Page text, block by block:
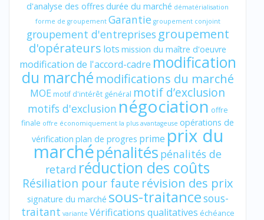
d'analyse des offres durée du marché dématérialisation
forme de groupement Garantie groupement conjoint
groupement d'entreprises groupement
d'opérateurs lots mission du maître d'oeuvre
modification de l'accord-cadre modification
du marché modifications du marché
MOE motif d'intérêt général motif d’exclusion
motifs d'exclusion négociation offre
finale offre économiquement la plus avantageuse opérations de
vérification plan de progres prime prix du
marchépénalités pénalités de
retard réduction des coûts
Résiliation pour faute révision des prix
signature du marché sous-traitancesous-
traitant variante Vérifications qualitatives échéance